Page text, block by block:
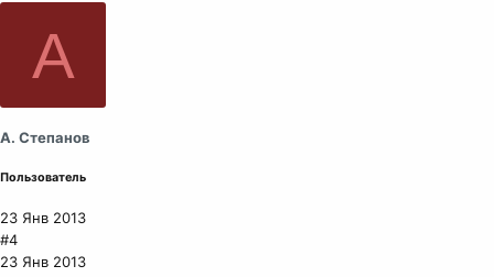
А
А. Степанов
Пользователь
23 Янв 2013
#4
23 Янв 2013